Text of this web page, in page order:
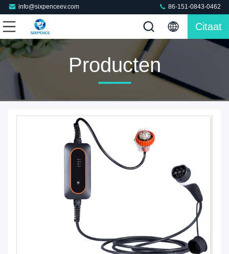
info@sixpenceev.com 86-151-0843-0462
Citaat
Producten